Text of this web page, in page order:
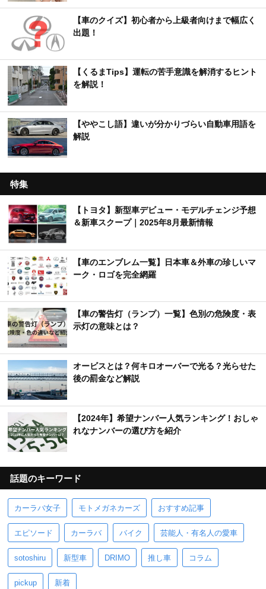
【車のクイズ】初心者から上級者向けまで幅広く
出題！
【くるまTips】運転の苦手意識を解消するヒント
を解説！
【ややこし語】違いが分かりづらい自動車用語を
解説
特集
【トヨタ】新型車デビュー・モデルチェンジ予想
＆新車スクープ｜2025年8月最新情報
【車のエンブレム一覧】日本車＆外車の珍しいマ
ーク・ロゴを完全網羅
【車の警告灯（ランプ）一覧】色別の危険度・表
示灯の意味とは？
オービスとは？何キロオーバーで光る？光らせた
後の罰金など解説
【2024年】希望ナンバー人気ランキング！おしゃ
れなナンバーの選び方を紹介
話題のキーワード
カーラバ女子 モトメガネカーズ おすすめ記事
エピソード カーラバ バイク 芸能人・有名人の愛車
sotoshiru 新型車 DRIMO 推し車 コラム
pickup 新着